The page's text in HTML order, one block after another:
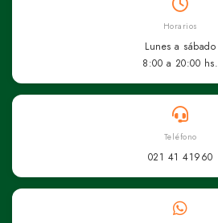
Horarios
Lunes a sábado
8:00 a 20:00 hs.
Teléfono
021 41 41960